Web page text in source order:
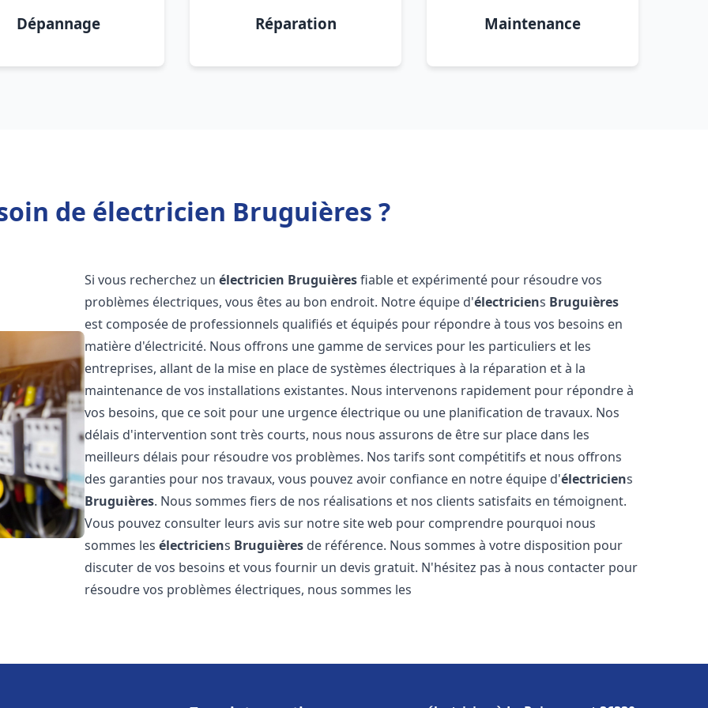
Dépannage Réparation Maintenance
de électricien Bruguières ?
Si vous recherchez unélectricien Bruguièresfiable et expérimenté pour résoudre vos
problèmes électriques, vous êtes au bon endroit. Notre équipe d'électriciens Bruguières
est composée de professionnels qualifiés et équipés pour répondre à tous vos besoins en
matière d'électricité. Nous offrons une gamme de services pour les particuliers et les
entreprises, allant de la mise en place de systèmes électriques à la réparation et à la
maintenance de vos installations existantes. Nous intervenons rapidement pour répondre à
vos besoins, que ce soit pour une urgence électrique ou une planification de travaux. Nos
délais d'intervention sont très courts, nous nous assurons de être sur place dans les
meilleurs délais pour résoudre vos problèmes. Nos tarifs sont compétitifs et nous offrons
des garanties pour nos travaux, vous pouvez avoir confiance en notre équipe d'électriciens
Bruguières. Nous sommes fiers de nos réalisations et nos clients satisfaits en témoignent.
Vous pouvez consulter leurs avis sur notre site web pour comprendre pourquoi nous
sommes lesélectriciens Bruguières de référence. Nous sommes à votre disposition pour
discuter de vos besoins et vous fournir un devis gratuit. N'hésitez pas à nous contacter pour
résoudre vos problèmes électriques, nous sommes les